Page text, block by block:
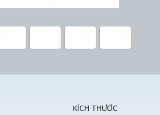
KÍCH THƯỚC